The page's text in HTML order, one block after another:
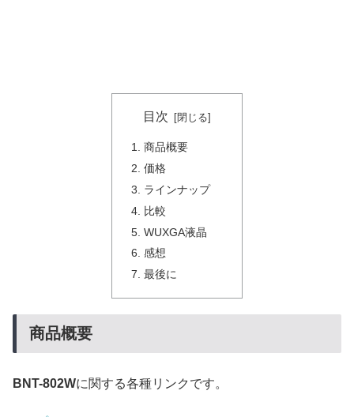
目次
商品概要
価格
ラインナップ
比較
WUXGA液晶
感想
最後に
商品概要
BNT-802Wに関する各種リンクです。